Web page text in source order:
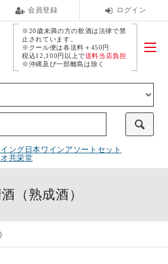
会員登録 ログイン
※20歳未満の方の飲酒は法律で禁
止されています。
※クール便は各送料＋450円
税込12,100円以上で送料当店負担
※沖縄及び一部離島は除く
ング日本ワインアソートセット
共栄堂
（熟成酒）